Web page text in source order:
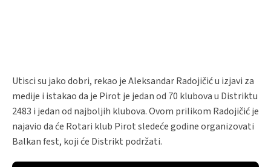
Utisci su jako dobri, rekao je Aleksandar Radojičić u izjavi za
medije i istakao da je Pirot je jedan od 70 klubova u Distriktu
2483 i jedan od najboljih klubova. Ovom prilikom Radojičić je
najavio da će Rotari klub Pirot sledeće godine organizovati
Balkan fest, koji će Distrikt podržati.